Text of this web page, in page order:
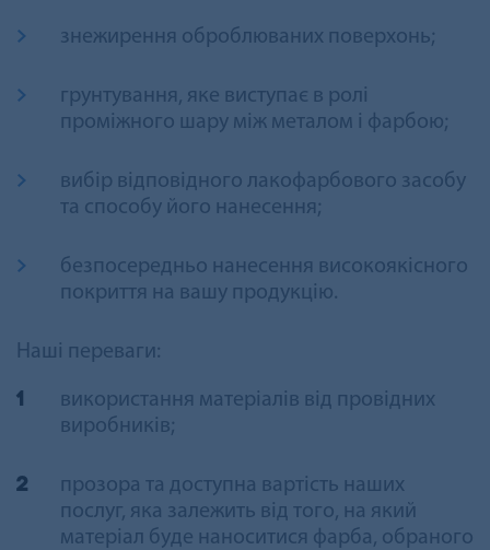
знежирення оброблюваних поверхонь;
грунтування, яке виступає в ролі
проміжного шару між металом і фарбою;
вибір відповідного лакофарбового засобу
та способу його нанесення;
безпосередньо нанесення високоякісного
покриття на вашу продукцію.
Наші переваги:
використання матеріалів від провідних
виробників;
прозора та доступна вартість наших
послуг, яка залежить від того, на який
матеріал буде наноситися фарба, обраного